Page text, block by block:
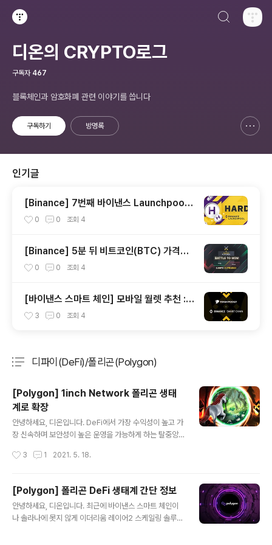
디온의 CRYPTO로그
구독자 467
블록체인과 암호화폐 관련 이야기를 씁니다
구독하기 방명록
인기글
[Binance] 7번째 바이낸스 Launchpool
하드프로토콜(HARD) 공개
0 0 조회 4
[Binance] 5분 뒤 비트코인(BTC) 가격을
예측하는 바이낸스 선물 Battle 게임
0 0 조회 4
[바이낸스 스마트 체인] 모바일 월렛 추천 :
토큰 포켓(Token Pocket)
3 0 조회 4
디파이(DeFi)/폴리곤(Polygon)
[Polygon] 1inch Network 폴리곤 생태
계로 확장
안녕하세요, 디온입니다. DeFi에서 가장 수익성이 높고 가
장 신속하며 보안성이 높은 운영을 가능하게 하는 탈중앙
어 폴리곤(구 매틱)의 지원 소식을 발표하였습니다. 1인치
은 커브 파이낸스, 스시스왑, 퀵스왑, 에이브(아베) v2, Co
meth와 같은 폴리곤 네트워크 상의 여러 유동성 소스를
편하게 활용할 수 있습니다. 폴리곤은 이더리움의 레이어2
3 1 2021. 5. 18.
[Polygon] 폴리곤 DeFi 생태계 간단 정보
안녕하세요, 디온입니다. 최근에 바이낸스 스마트 체인이
나 솔라나에 못지 않게 이더리움 레이어2 스케일링 솔루션